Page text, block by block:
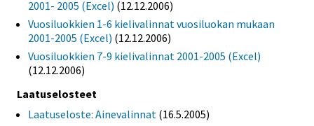
2001- 2005 (Excel) (12.12.2006)
Vuosiluokkien 1-6 kielivalinnat vuosiluokan mukaan
2001-2005 (Excel) (12.12.2006)
Vuosiluokkien 7-9 kielivalinnat 2001-2005 (Excel)
(12.12.2006)
Laatuselosteet
Laatuseloste: Ainevalinnat (16.5.2005)